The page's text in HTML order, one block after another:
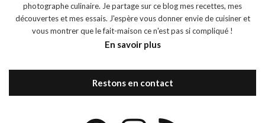
photographe culinaire. Je partage sur ce blog mes recettes, mes
découvertes et mes essais. J'espère vous donner envie de cuisiner et
vous montrer que le fait-maison ce n'est pas si compliqué !
En savoir plus
Restons en contact